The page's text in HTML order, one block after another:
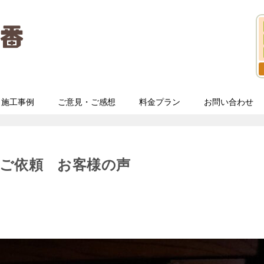
施工事例 ご意見・ご感想 料金プラン お問い合わせ
ご依頼 お客様の声